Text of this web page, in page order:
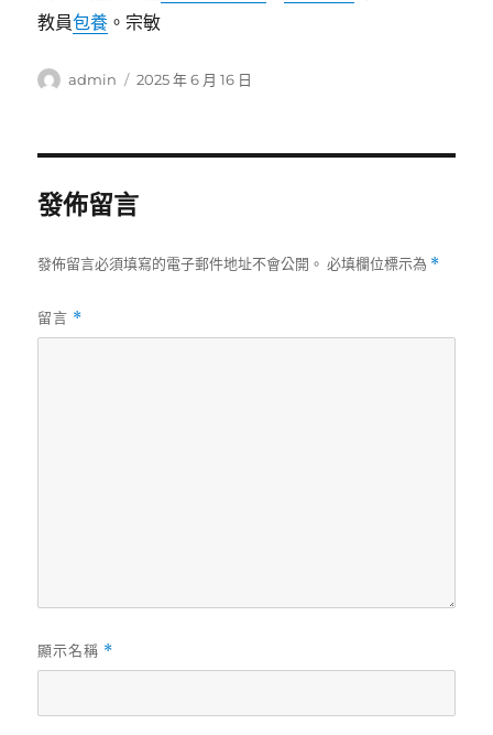
教員包養 。宗敏
作
admin
發
2025 年 6 月 16 日
發佈留言
發佈留言必須填寫的電子郵件地址不會公開。 必填欄位標示為 *
留言 *
顯示名稱 *